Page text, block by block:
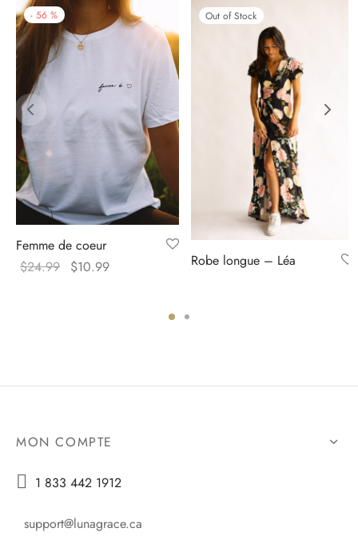
- 56 %
Femme de coeur
$24.99
Original
$10.99
Out of Stock
Robe longue – Léa
MON COMPTE
 1 833 442 1912
support@lunagrace.ca